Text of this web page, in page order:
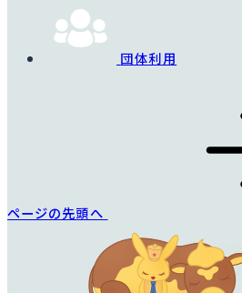
団体利用
ページの先頭へ